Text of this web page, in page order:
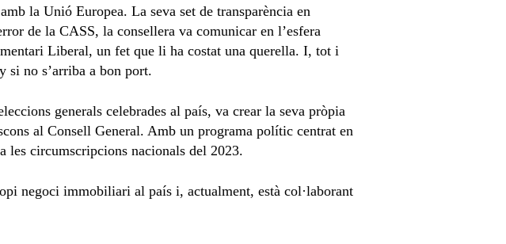
la Unió Europea. La seva set de transparència en
de la CASS, la consellera va comunicar en l’esfera
Liberal, un fet que li ha costat una querella. I, tot i
si no s’arriba a bon port.
generals celebrades al país, va crear la seva pròpia
al Consell General. Amb un programa polític centrat en
les circumscripcions nacionals del 2023.
negoci immobiliari al país i, actualment, està col·laborant